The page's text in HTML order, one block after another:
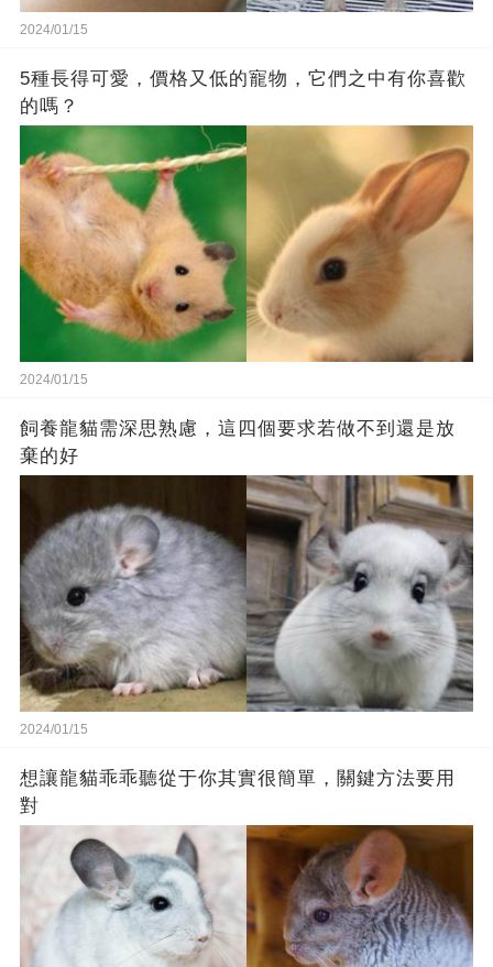
2024/01/15
5種長得可愛，價格又低的寵物，它們之中有你喜歡
的嗎？
2024/01/15
飼養龍貓需深思熟慮，這四個要求若做不到還是放
棄的好
2024/01/15
想讓龍貓乖乖聽從于你其實很簡單，關鍵方法要用
對